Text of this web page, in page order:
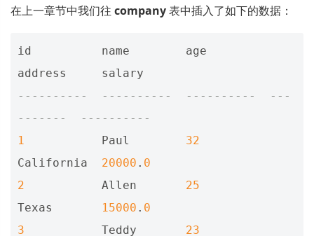
在上一章节中我们往 company表中插入了如下的数据：
id name
age
address
salary
----------  ----------  ----------  ---
-------  ----------
1
Paul
32
California
20000 . 0
2
Allen
25
Texas
15000 . 0
3
Teddy
23